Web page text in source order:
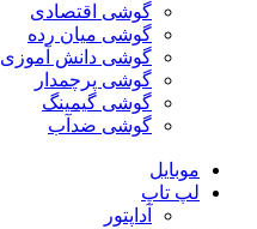
گوشی اقتصادی
گوشی میان رده
گوشی دانش آموزی
گوشی پرچمدار
گوشی گیمینگ
گوشی ضدآب
موبایل
لپ تاپ
آداپتور